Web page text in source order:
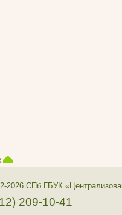
2026 СПб ГБУК
209-10-41